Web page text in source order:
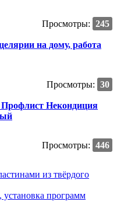
Просмотры: 245
на дому, работа
Просмотры: 30
Некондиция
Просмотры: 446